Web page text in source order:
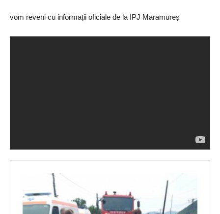
vom reveni cu informații oficiale de la IPJ Maramureș